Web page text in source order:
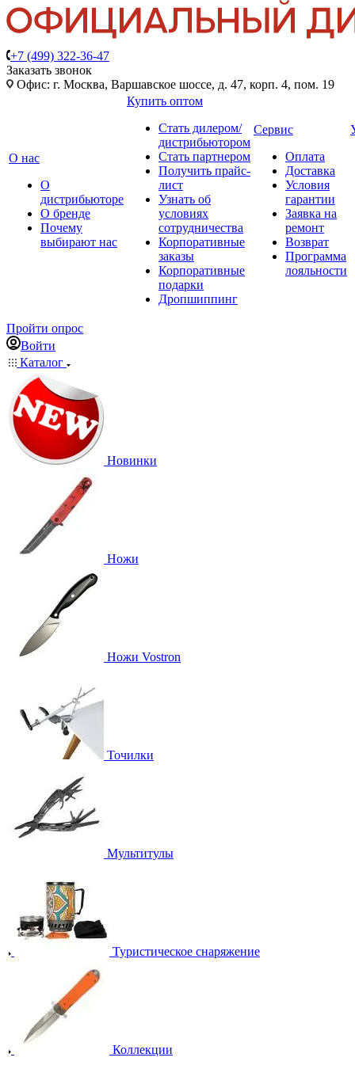
+7 (499) 322-36-47
Заказать звонок
Офис: г. Москва, Варшавское шоссе, д. 47, корп. 4, пом. 19
О нас
О
дистрибьюторе
О бренде
Почему
выбирают нас
Купить оптом
Стать дилером/
дистрибьютором
Стать партнером
Получить прайс-
лист
Узнать об
условиях
сотрудничества
Корпоративные
заказы
Корпоративные
подарки
Дропшиппинг
Сервис
Оплата
Доставка
Условия
гарантии
Заявка на
ремонт
Возврат
Программа
лояльности
Пройти опрос
Войти
Каталог
Новинки
Ножи
Ножи Vostron
Точилки
Мультитулы
Туристическое снаряжение
Коллекции